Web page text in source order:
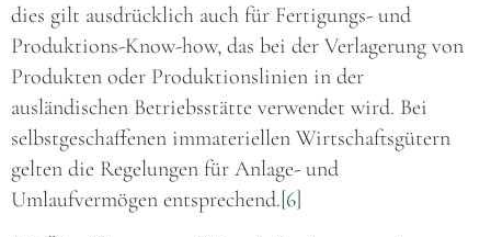
dies gilt ausdrücklich auch für Fertigungs- und
Produktions-Know-how, das bei der Verlagerung von
Produkten oder Produktionslinien in der
ausländischen Betriebsstätte verwendet wird. Bei
selbstgeschaffenen immateriellen Wirtschaftsgütern
gelten die Regelungen für Anlage- und
Umlaufvermögen entsprechend.[6]